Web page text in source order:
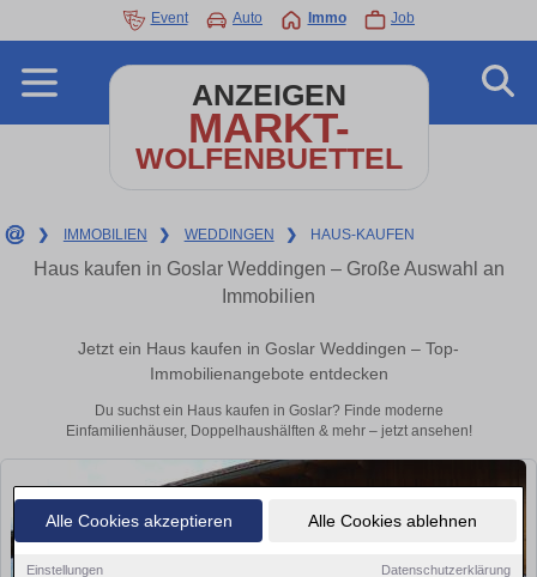
Alle Cookies akzeptieren Alle Cookies ablehnen
Einstellungen Datenschutzerklärung
Event Auto Immo Job
ANZEIGEN
MARKT-
WOLFENBUETTEL
❯ IMMOBILIEN ❯ WEDDINGEN ❯ HAUS-KAUFEN
Haus kaufen in Goslar Weddingen – Große Auswahl an
Immobilien
Jetzt ein Haus kaufen in Goslar Weddingen – Top-
Immobilienangebote entdecken
Du suchst ein Haus kaufen in Goslar? Finde moderne
Einfamilienhäuser, Doppelhaushälften & mehr – jetzt ansehen!